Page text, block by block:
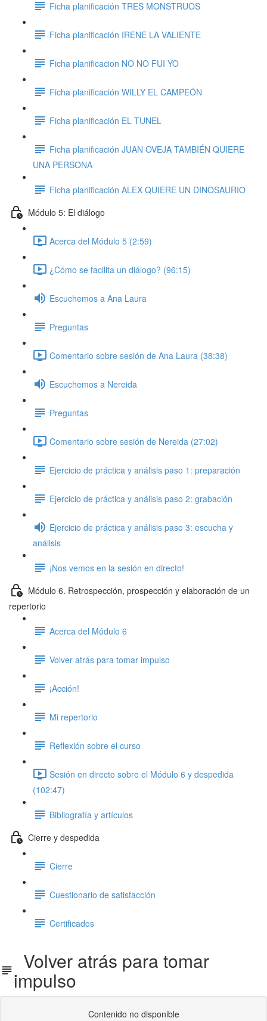
Ficha planificación TRES MONSTRUOS
Ficha planificación IRENE LA VALIENTE
Ficha planificacion NO NO FUI YO
Ficha planificación WILLY EL CAMPEÓN
Ficha planificación EL TUNEL
Ficha planificación JUAN OVEJA TAMBIÉN QUIERE
UNA PERSONA
Ficha planificación ALEX QUIERE UN DINOSAURIO
Módulo 5: El diálogo
Acerca del Módulo 5 (2:59)
¿Cómo se facilita un diálogo? (96:15)
Escuchemos a Ana Laura
Preguntas
Comentario sobre sesión de Ana Laura (38:38)
Escuchemos a Nereida
Preguntas
Comentario sobre sesión de Nereida (27:02)
Ejercicio de práctica y análisis paso 1: preparación
Ejercicio de práctica y análisis paso 2: grabación
Ejercicio de práctica y análisis paso 3: escucha y
análisis
¡Nos vemos en la sesión en directo!
Módulo 6. Retrospección, prospección y elaboración de un
repertorio
Acerca del Módulo 6
Volver atrás para tomar impulso
¡Acción!
Mi repertorio
Reflexión sobre el curso
Sesión en directo sobre el Módulo 6 y despedida
(102:47)
Bibliografía y artículos
Cierre y despedida
Cierre
Cuestionario de satisfacción
Certificados
Volver atrás para tomar
impulso
Contenido no disponible